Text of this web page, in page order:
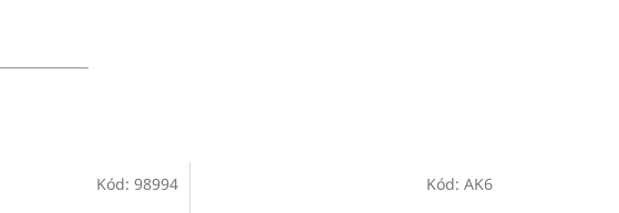
Kód: 98994 Kód: AK6